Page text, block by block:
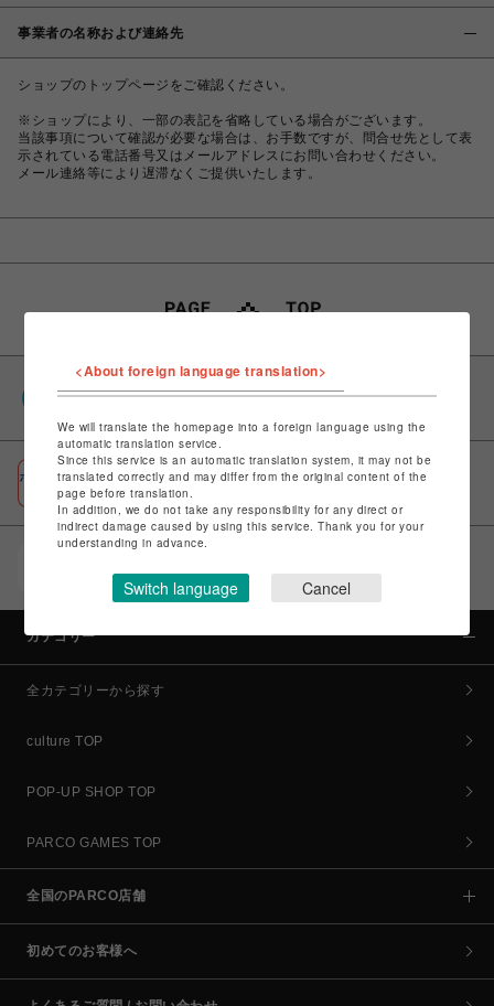
事業者の名称および連絡先
ショップのトップページをご確認ください。
※ショップにより、一部の表記を省略している場合がございます。
当該事項について確認が必要な場合は、お手数ですが、問合せ先として表
示されている電話番号又はメールアドレスにお問い合わせください。
メール連絡等により遅滞なくご提供いたします。
PARCOポイント
ポケパル払い
初回登録＆お買物で最大1,500円分のPARCOポイント進呈
コイン＆クーポンでPARCOでのお買い物がオトクに
カテゴリー
全カテゴリーから探す
culture TOP
POP-UP SHOP TOP
PARCO GAMES TOP
全国のPARCO店舗
初めてのお客様へ
<About foreign language translation>
We will translate the homepage into a foreign language using the
automatic translation service.
Since this service is an automatic translation system, it may not be
translated correctly and may differ from the original content of the
page before translation.
In addition, we do not take any responsibility for any direct or
indirect damage caused by using this service. Thank you for your
understanding in advance.
Switch language Cancel